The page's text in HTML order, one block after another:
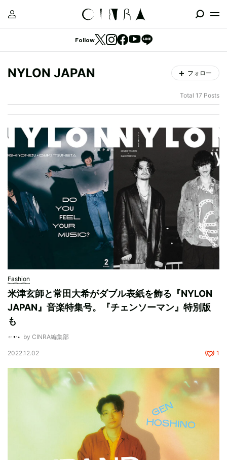
Follow
NYLON JAPAN フォロー
Total 17 Posts
Fashion
米津玄師と常田大希がダブル表紙を飾る『NYLON
JAPAN』音楽特集号。『チェンソーマン』特別版
も
by CINRA編集部
2022.12.02 1